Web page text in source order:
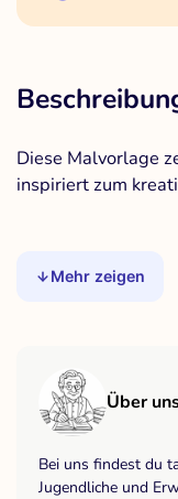
Diese Malvorlage
inspiriert zum
Mehr zeigen
Über
Bei uns findest du
Jugendliche und